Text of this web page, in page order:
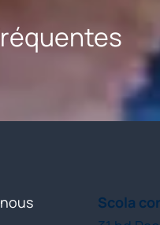
Scola